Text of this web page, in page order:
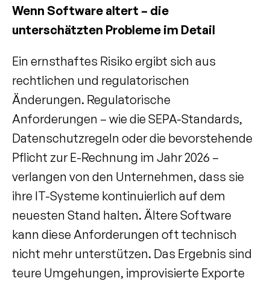
Wenn Software altert – die
unterschätzten Probleme im Detail
Ein ernsthaftes Risiko ergibt sich aus
rechtlichen und regulatorischen
Änderungen. Regulatorische
Anforderungen – wie die SEPA-Standards,
Datenschutzregeln oder die bevorstehende
Pflicht zur E-Rechnung im Jahr 2026 –
verlangen von den Unternehmen, dass sie
ihre IT-Systeme kontinuierlich auf dem
neuesten Stand halten. Ältere Software
kann diese Anforderungen oft technisch
nicht mehr unterstützen. Das Ergebnis sind
teure Umgehungen, improvisierte Exporte